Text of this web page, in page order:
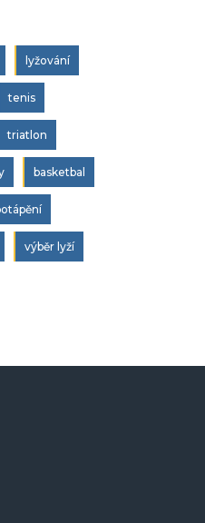
lyžování
tenis
triatlon
basketbal
výběr lyží